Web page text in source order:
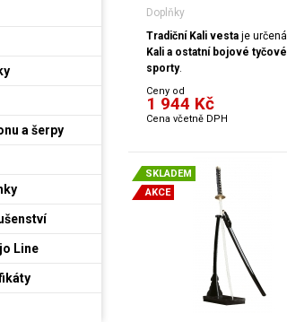
Doplňky
Tradiční Kali vesta je určená
Kali a ostatní bojové tyčové
sporty.
Ceny od
1 944 Kč
Cena včetně DPH
SKLADEM
AKCE
a šerpy
Line